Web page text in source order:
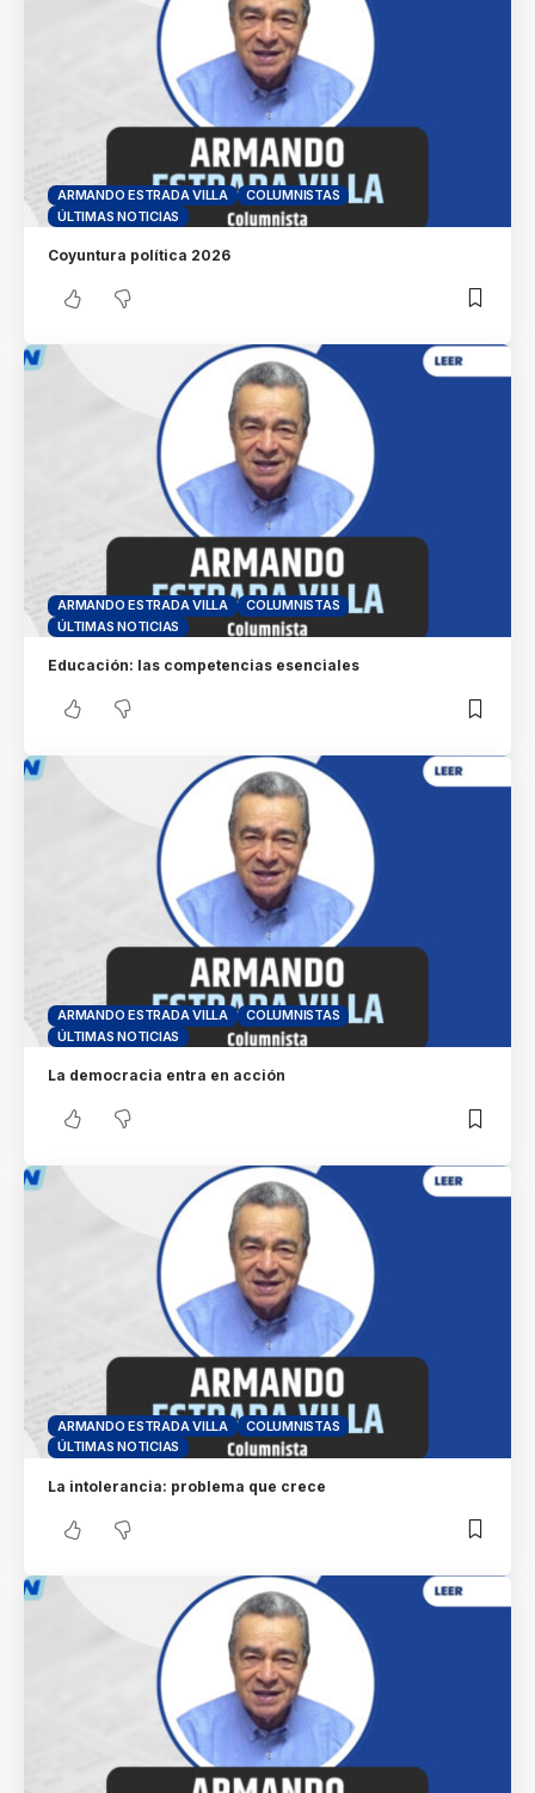
ARMANDO ESTRADA VILLA
COLUMNISTAS
ÚLTIMAS NOTICIAS
Coyuntura política 2026
ARMANDO ESTRADA VILLA
COLUMNISTAS
ÚLTIMAS NOTICIAS
Educación: las competencias esenciales
ARMANDO ESTRADA VILLA
COLUMNISTAS
ÚLTIMAS NOTICIAS
La democracia entra en acción
ARMANDO ESTRADA VILLA
COLUMNISTAS
ÚLTIMAS NOTICIAS
La intolerancia: problema que crece